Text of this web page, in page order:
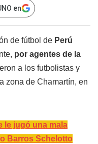
en
de fútbol de Perú
por agentes de la
a los futbolistas y
zona de Chamartín, en
le jugó una mala
Barros Schelotto